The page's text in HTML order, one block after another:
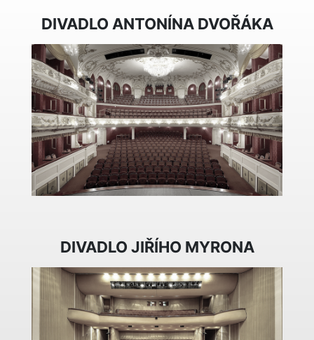
DIVADLO ANTONÍNA DVOŘÁKA
DIVADLO JIŘÍHO MYRONA